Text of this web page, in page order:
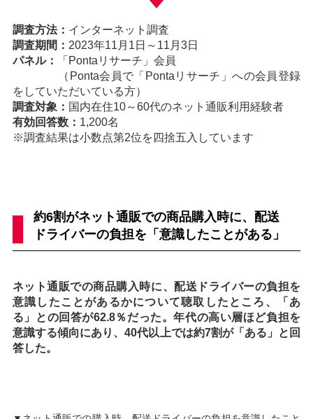
調査方法： インターネット調査
調査期間： 2023年11月1日～11月3日
パネル：
「Pontaリサーチ」会員
（Ponta会員で「Pontaリサーチ」への会員登録
をしていただいている方）
調査対象： 国内在住10～60代のネット通販利用経験者
有効回答数： 1,200名
※調査結果は小数点第2位を四捨五入しています
約6割がネット通販での商品購入時に、配送
ドライバーの負担を「意識したことがある」
ネット通販での商品購入時に、配送ドライバーの負担を
意識したことがあるかについて聴取したところ、「あ
る」との回答が62.8％だった。年代の高い層ほど負担を
意識する傾向にあり、40代以上では約7割が「ある」と回
答した。